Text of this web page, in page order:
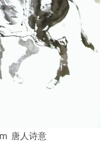
唐人诗意